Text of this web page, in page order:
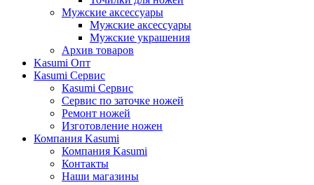
Мужские аксессуары
Мужские аксессуары
Мужские украшения
Архив товаров
Kasumi Опт
Кasumi Сервис
Кasumi Сервис
Сервис по заточке ножей
Ремонт ножей
Изготовление ножен
Компания Kasumi
Компания Kasumi
Контакты
Наши магазины